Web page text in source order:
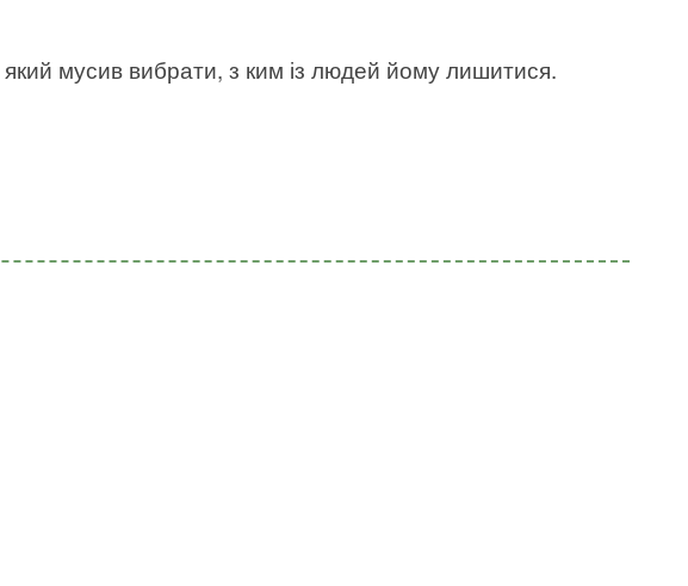
мусив вибрати, з ким із людей йому лишитися.